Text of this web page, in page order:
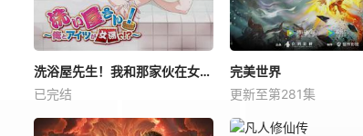
洗浴屋先生！我和那家伙在女浴池！？
已完结
完美世界
更新至第281集